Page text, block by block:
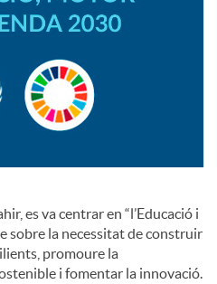
es va centrar en “l’Educació i
sobre la necessitat de construir
promoure la
i fomentar la innovació.